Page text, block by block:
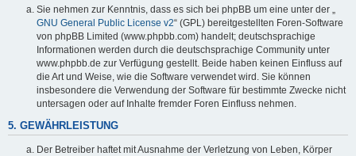
Sie nehmen zur Kenntnis, dass es sich bei phpBB um eine unter der „
GNU General Public License v2“ (GPL) bereitgestellten Foren-Software
von phpBB Limited (www.phpbb.com) handelt; deutschsprachige
Informationen werden durch die deutschsprachige Community unter
www.phpbb.de zur Verfügung gestellt. Beide haben keinen Einfluss auf
die Art und Weise, wie die Software verwendet wird. Sie können
insbesondere die Verwendung der Software für bestimmte Zwecke nicht
untersagen oder auf Inhalte fremder Foren Einfluss nehmen.
5. GEWÄHRLEISTUNG
Der Betreiber haftet mit Ausnahme der Verletzung von Leben, Körper